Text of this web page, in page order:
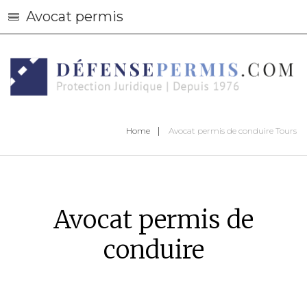
Avocat permis
Home Avocat permis de conduire Tours
Avocat permis de
conduire